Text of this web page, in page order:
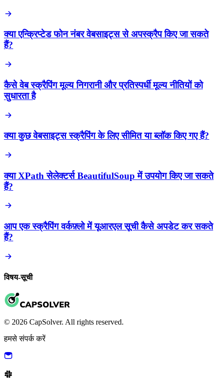
क्या एन्क्रिप्टेड फोन नंबर वेबसाइट्स से अपस्क्रैप किए जा सकते
हैं?
कैसे वेब स्क्रैपिंग मूल्य निगरानी और प्रतिस्पर्धी मूल्य नीतियों को
सुधारता है
क्या कुछ वेबसाइट्स स्क्रैपिंग के लिए सीमित या ब्लॉक किए गए हैं?
क्या XPath सेलेक्टर्स BeautifulSoup में उपयोग किए जा सकते
हैं?
आप एक स्क्रैपिंग वर्कफ़्लो में यूआरएल सूची कैसे अपडेट कर सकते
हैं?
विषय-सूची
© 2026 CapSolver. All rights reserved.
हमसे संपर्क करें